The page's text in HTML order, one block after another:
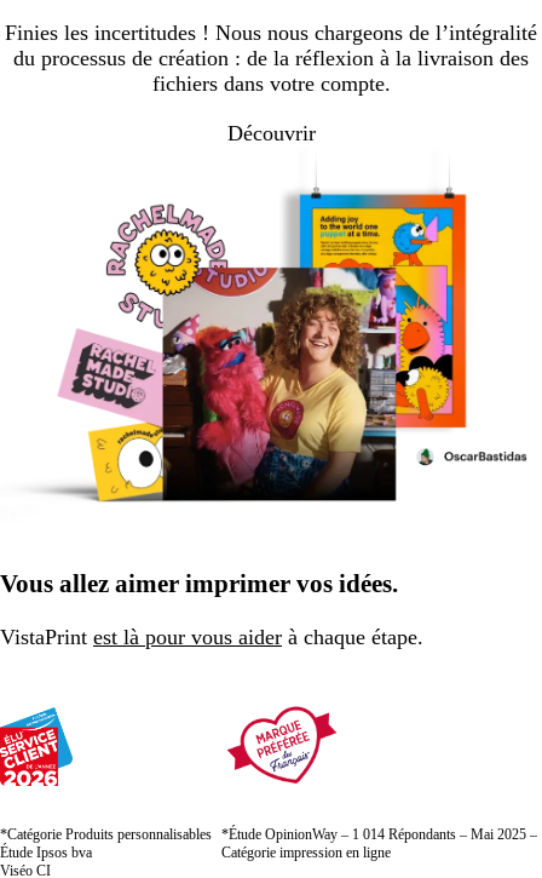
Finies les incertitudes ! Nous nous chargeons de l’intégralité
du processus de création : de la réflexion à la livraison des
fichiers dans votre compte.
Découvrir
Vous allez aimer imprimer vos idées.
VistaPrint est là pour vous aider à chaque étape.
*Catégorie Produits personnalisables
Étude Ipsos bva
Viséo CI
*Étude OpinionWay – 1 014 Répondants – Mai 2025 –
Catégorie impression en ligne